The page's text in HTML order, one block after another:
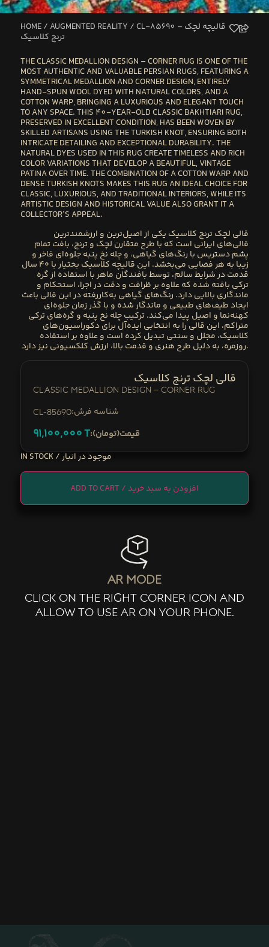
HOME/ AUGMENTED REALITY / CL-85690 – قالیچه لچک
ترنج کلاسیک
THECLASSIC MEDALLION DESIGN – CORNER RUG IS ONE OF THE
MOST AUTHENTIC AND VALUABLE PERSIAN RUGS, FEATURING A
SYMMETRICAL MEDALLION AND CORNER DESIGN, ENTIRELY
HAND-SPUN WOOL DYED WITH NATURAL COLORS, AND A
COTTON WARP, BRINGING A LUXURIOUS AND ELEGANT TOUCH
TO ANY SPACE. THIS 40-YEAR-OLD CLASSIC BAKHTIARI RUG,
PRESERVED IN EXCELLENT CONDITION, HAS BEEN WOVEN BY
SKILLED ARTISANS USING THE TURKISH KNOT, ENSURING BOTH
INTRICATE DETAILING AND EXCEPTIONAL DURABILITY. THE
NATURAL DYES USED IN THIS RUG CREATETIMELESS AND RICH
COLOR VARIATIONSTHAT DEVELOP A BEAUTIFUL, VINTAGE
PATINA OVER TIME. THE COMBINATION OFA COTTON WARP AND
DENSE TURKISH KNOTS MAKES THIS RUG AN IDEAL CHOICE FOR
CLASSIC, LUXURIOUS, AND TRADITIONAL INTERIORS, WHILE ITS
ARTISTIC DESIGN AND HISTORICAL VALUEALSO GRANT IT A
COLLECTOR’S APPEAL.
قالی لچک ترنج کلاسیک یکی از اصیل‌ترین و ارزشمندترین
قالی‌های ایرانی است که با طرح متقارن لچک و ترنج، بافت تمام
پشم دستریس با رنگ‌های گیاهی، و چله نخ پنبهجلوه‌ای فاخر و
زیبا به هر فضایی می‌بخشد. این قالیچه کلاسیک بختیار با ۴۰ سال
قدمت در شرایط سالم، توسطبافندگان ماهر با استفاده از گره
ترکی بافته شده که علاوه بر ظرافت و دقت در اجرا، استحکام و
ماندگاری بالایی دارد. رنگ‌های گیاهی به‌کاررفته در این قالی باعث
ایجاد طیف‌های طبیعی و ماندگار شده و با گذر زمان جلوه‌ای
کهنه‌نما و اصیل پیدا می‌کند. ترکیبچله نخ پنبه و گره‌های ترکی
متراکم، این قالی را به انتخابی ایده‌آل برایدکوراسیون‌های
کلاسیک، مجلل و سنتیتبدیل کرده است و علاوه بر استفاده
روزمره، به دلیل طرح هنری و قدمت بالا، ارزش کلکسیونی نیز دارد .
قالی لچک ترنج کلاسیک
Classic Medallion Design – Corner Rug
CL-85690 :شناسه فرش
91,100,000T :قیمت(تومان)
IN STOCK
ADD TO CART
ar mode
click on the right corner icon and
allow to use ar on your phone.